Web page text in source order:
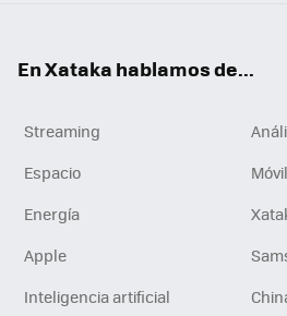
En Xataka hablamos de...
Streaming
Espacio
Energía
Apple
Inteligencia artificial